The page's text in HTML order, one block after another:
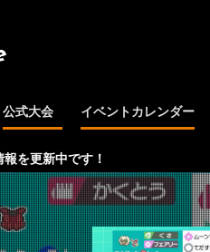
公式大会
公式大会予選
インターネット大会
PJCS
WCS
その他
イベントカレンダー
！